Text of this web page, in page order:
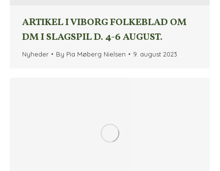
ARTIKEL I VIBORG FOLKEBLAD OM
DM I SLAGSPIL D. 4-6 AUGUST.
Nyheder By Pia Møberg Nielsen 9. august 2023